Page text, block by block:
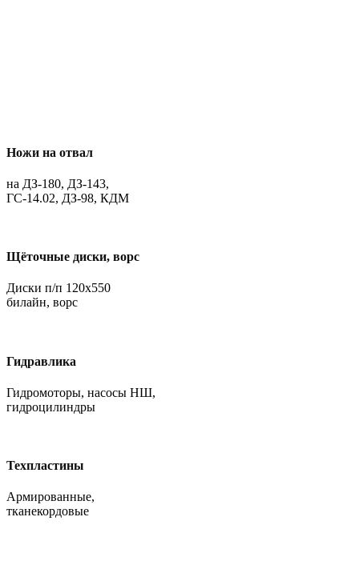
Ножи на отвал
на ДЗ-180, ДЗ-143,
ГС-14.02, ДЗ-98, КДМ
Щёточные диски, ворс
Диски п/п 120х550
билайн, ворс
Гидравлика
Гидромоторы, насосы НШ,
гидроцилиндры
Техпластины
Армированные,
тканекордовые